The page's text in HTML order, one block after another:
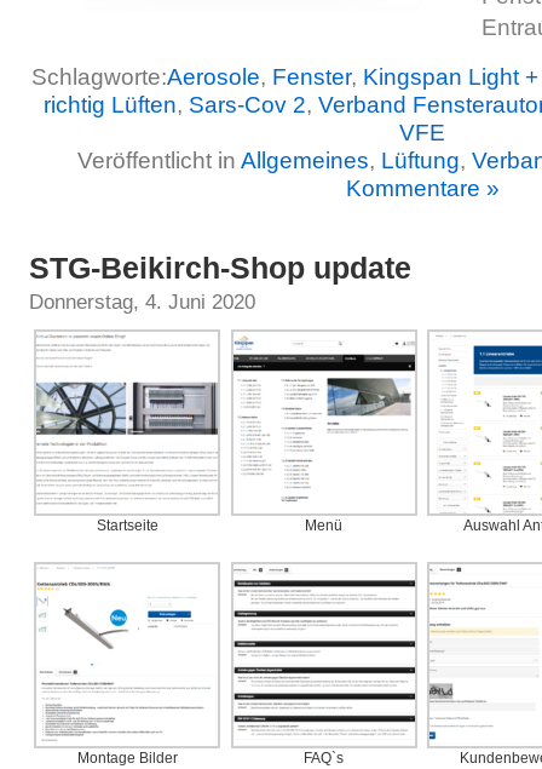
Schlagworte:Aerosole, Fenster, Kingspan Light
richtig Lüften, Sars-Cov 2, Verband
VFE
Veröffentlicht in Allgemeines, Lüftung,
Kommentare »
STG-Beikirch-Shop update
Donnerstag, 4. Juni 2020
Startseite Menü Auswahl
Montage Bilder FAQ`s